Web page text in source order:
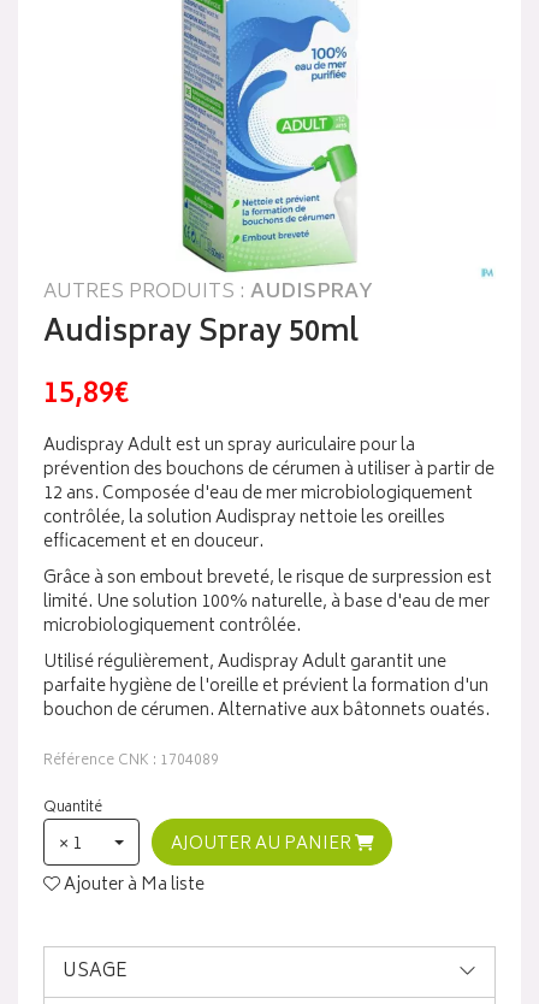
AUTRES PRODUITS : AUDISPRAY
Audispray Spray 50ml
15,89€
Audispray Adult est un spray auriculaire pour la
prévention des bouchons de cérumen à utiliser à partir de
12 ans. Composée d'eau de mer microbiologiquement
contrôlée, la solution Audispray nettoie les oreilles
efficacement et en douceur.
Grâce à son embout breveté, le risque de surpression est
limité. Une solution 100% naturelle, à base d'eau de mer
microbiologiquement contrôlée.
Utilisé régulièrement, Audispray Adult garantit une
parfaite hygiène de l'oreille et prévient la formation d'un
bouchon de cérumen. Alternative aux bâtonnets ouatés.
Référence CNK : 1704089
Quantité
× 1
AJOUTER AU PANIER
Ajouter à Ma liste
USAGE